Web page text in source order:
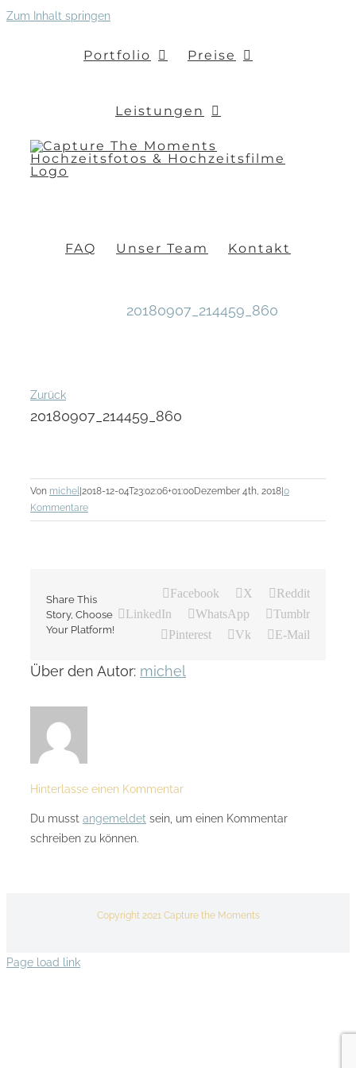
Zum Inhalt springen
Portfolio Preise
Leistungen
FAQ Unser Team Kontakt
20180907_214459_860
Zurück
20180907_214459_860
Von michel |2018-12-04T23:02:06+01:00Dezember 4th, 2018|0
Kommentare
Share This
Story, Choose
Your Platform!
Facebook X
Reddit
LinkedIn
WhatsApp
Tumblr
Pinterest
Vk E-Mail
Über den Autor: michel
Hinterlasse einen Kommentar
Du musst angemeldet sein, um einen Kommentar
schreiben zu können.
Copyright 2021 Capture the Moments
Page load link